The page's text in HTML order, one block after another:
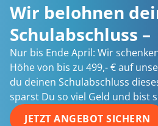
Wir belohnen
Schulabschluss –
Nur bis Ende April: Wir
Höhe von bis zu 499,- € auf
du deinen Schulabschluss
sparst Du so viel Geld und bist
JETZT ANGEBOT SICHERN